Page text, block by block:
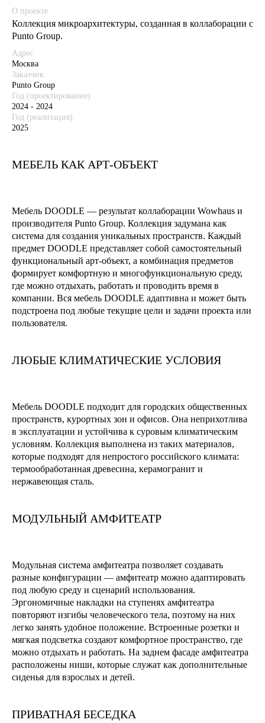
О проекте
Коллекция микроархитектуры, созданная в коллаборации с
Punto Group.
Адрес
Москва
Заказчик
Punto Group
Год (проектирование)
2024 - 2024
Год (реализация)
2025
МЕБЕЛЬ КАК АРТ-ОБЪЕКТ
Мебель DOODLE — результат коллаборации Wowhaus и
производителя Punto Group. Коллекция задумана как
система для создания уникальных пространств. Каждый
предмет DOODLE представляет собой самостоятельный
функциональный арт-объект, а комбинация предметов
формирует комфортную и многофункциональную среду,
где можно отдыхать, работать и проводить время в
компании. Вся мебель DOODLE адаптивна и может быть
подстроена под любые текущие цели и задачи проекта или
пользователя.
ЛЮБЫЕ КЛИМАТИЧЕСКИЕ УСЛОВИЯ
Мебель DOODLE подходит для городских общественных
пространств, курортных зон и офисов. Она неприхотлива
в эксплуатации и устойчива к суровым климатическим
условиям. Коллекция выполнена из таких материалов,
которые подходят для непростого российского климата:
термообработанная древесина, керамогранит и
нержавеющая сталь.
МОДУЛЬНЫЙ АМФИТЕАТР
Модульная система амфитеатра позволяет создавать
разные конфигурации — амфитеатр можно адаптировать
под любую среду и сценарий использования.
Эргономичные накладки на ступенях амфитеатра
повторяют изгибы человеческого тела, поэтому на них
легко занять удобное положение. Встроенные розетки и
мягкая подсветка создают комфортное пространство, где
можно отдыхать и работать. На заднем фасаде амфитеатра
расположены ниши, которые служат как дополнительные
сиденья для взрослых и детей.
ПРИВАТНАЯ БЕСЕДКА